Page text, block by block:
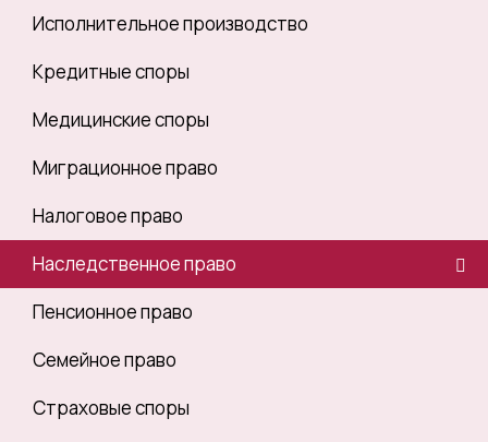
Исполнительное производство
Кредитные споры
Медицинские споры
Миграционное право
Налоговое право
Наследственное право
Пенсионное право
Семейное право
Страховые споры